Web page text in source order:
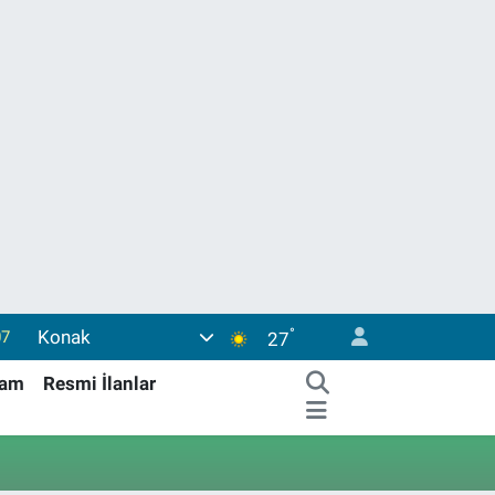
Konak 27°
Resmi İlanlar